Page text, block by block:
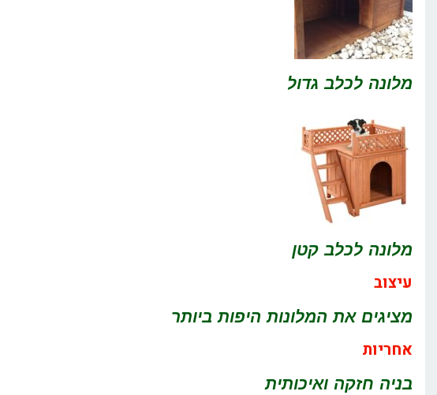
מלונה לכלב גדול
מלונה לכלב קטן
עיצוב
מציגים את המלונות היפות ביותר
אחריות
בניה חזקה ואיכותית